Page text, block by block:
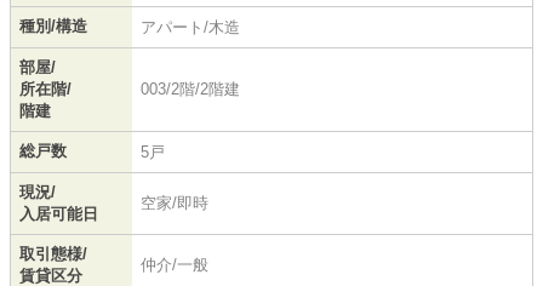
種別/構造 アパート/木造
部屋/
所在階/
階建
003/2階/2階建
総戸数 5戸
現況/
入居可能日
空家/即時
取引態様/
賃貸区分
仲介/一般